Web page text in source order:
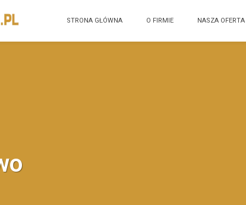
STRONA GŁÓWNA O FIRMIE NASZA OFERTA